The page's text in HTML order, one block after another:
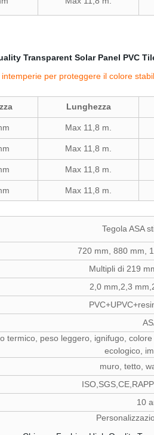
per proteggere il colore
Lunghezza
Max 11,8 m.
Max 11,8 m.
Max 11,8 m.
Max 11,8 m.
Tegola ASA
720 mm, 880 mm,
Multipli di 219
2,0 mm,2,3
termico, peso leggero, ignifugo,
ecologico,
muro, tetto,
10